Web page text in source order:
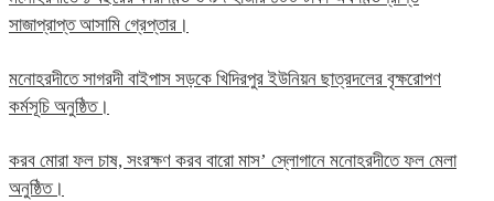
সাজাপ্রাপ্ত আসামি গ্রেপ্তার।
মনোহরদীতে সাগরদী বাইপাস সড়কে খিদিরপুর ইউনিয়ন ছাত্রদলের বৃক্ষরোপণ
কর্মসূচি অনুষ্ঠিত।
করব মোরা ফল চাষ, সংরক্ষণ করব বারো মাস’ স্লোগানে মনোহরদীতে ফল মেলা
অনুষ্ঠিত।